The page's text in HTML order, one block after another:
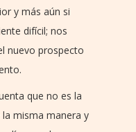
y más aún si
difícil; nos
nuevo prospecto
que no es la
misma manera y